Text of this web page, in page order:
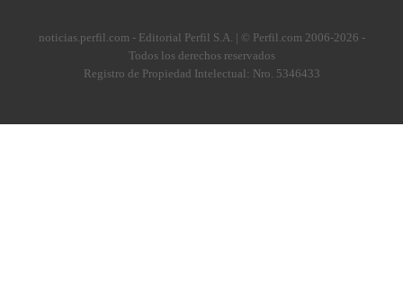
noticias.perfil.com - Editorial Perfil S.A. | © Perfil.com 2006-2026 -
Todos los derechos reservados
Registro de Propiedad Intelectual: Nro. 5346433